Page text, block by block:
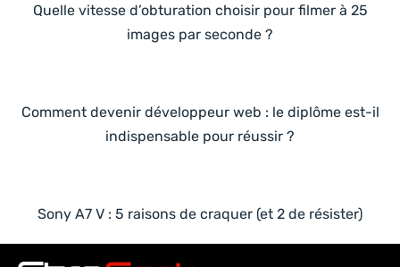
Quelle vitesse d’obturation choisir pour filmer à 25
images par seconde ?
Comment devenir développeur web : le diplôme est-il
indispensable pour réussir ?
Sony A7 V : 5 raisons de craquer (et 2 de résister)